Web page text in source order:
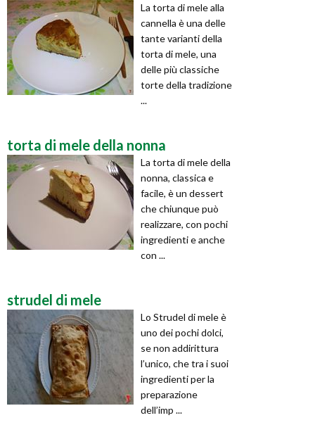
La torta di mele alla
cannella è una delle
tante varianti della
torta di mele, una
delle più classiche
torte della tradizione
...
torta di mele della nonna
La torta di mele della
nonna, classica e
facile, è un dessert
che chiunque può
realizzare, con pochi
ingredienti e anche
con ...
strudel di mele
Lo Strudel di mele è
uno dei pochi dolci,
se non addirittura
l’unico, che tra i suoi
ingredienti per la
preparazione
dell’imp ...